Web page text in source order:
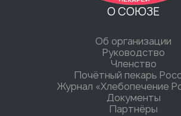
О СОЮЗЕ
Об организации
Руководство
Членство
Почётный пекарь
Журнал «Хлебопечение
Документы
Партнёры